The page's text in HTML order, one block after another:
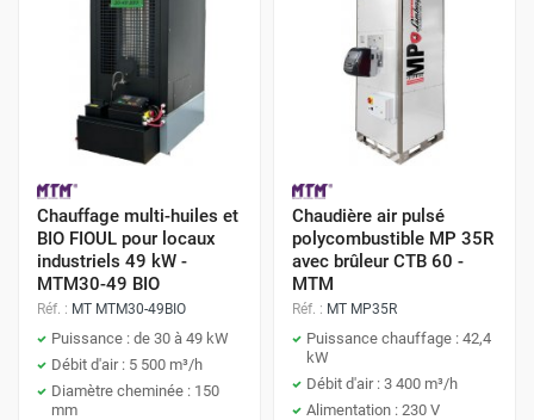
Chauffage multi-huiles et
BIO FIOUL pour locaux
industriels 49 kW -
MTM30-49 BIO
Réf. : MT MTM30-49BIO
Puissance : de 30 à 49 kW
Débit d'air : 5 500 m³/h
Diamètre cheminée : 150
mm
Chaudière air pulsé
polycombustible MP 35R
avec brûleur CTB 60 -
MTM
Réf. : MT MP35R
Puissance chauffage : 42,4
kW
Débit d'air : 3 400 m³/h
Alimentation : 230 V